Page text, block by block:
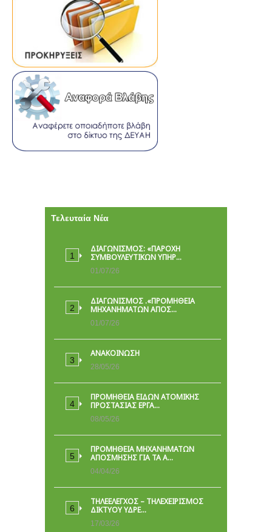
Τελευταία Νέα
ΔΙΑΓΩΝΙΣΜΟΣ: «ΠΑΡΟΧΉ
ΣΥΜΒΟΥΛΕΥΤΙΚΏΝ ΥΠΗΡ…
01/07/26
ΔΙΑΓΩΝΙΣΜΟΣ .«ΠΡΟΜΗΘΕΙΑ
ΜΗΧΑΝΗΜΑΤΩΝ ΑΠΟΣ…
01/07/26
ΑΝΑΚΟΙΝΩΣΗ
28/05/26
ΠΡΟΜΉΘΕΙΑ ΕΙΔΏΝ ΑΤΟΜΙΚΉΣ
ΠΡΟΣΤΑΣΊΑΣ ΕΡΓΑ…
08/05/26
ΠΡΟΜΗΘΕΙΑ ΜΗΧΑΝΗΜΑΤΩΝ
ΑΠΟΣΜΗΣΗΣ ΓΙΑ ΤΑ Α…
04/04/26
ΤΗΛΕΕΛΕΓΧΟΣ – ΤΗΛΕΧΕΙΡΙΣΜΟΣ
ΔΙΚΤΥΟΥ ΥΔΡΕ…
17/03/26